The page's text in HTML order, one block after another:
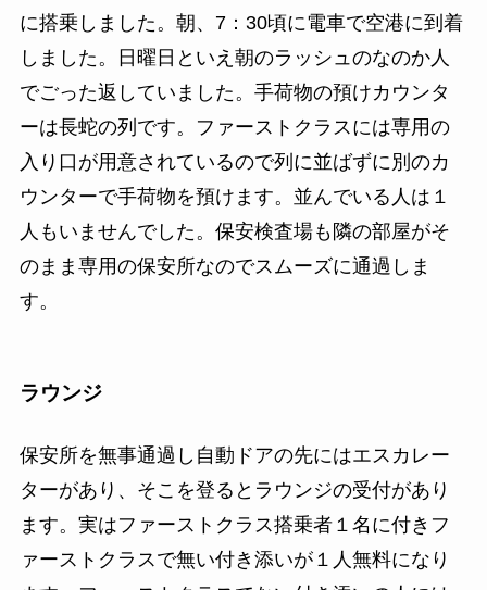
に搭乗しました。朝、7：30頃に電車で空港に到着
しました。日曜日といえ朝のラッシュのなのか人
でごった返していました。手荷物の預けカウンタ
ーは長蛇の列です。ファーストクラスには専用の
入り口が用意されているので列に並ばずに別のカ
ウンターで手荷物を預けます。並んでいる人は１
人もいませんでした。保安検査場も隣の部屋がそ
のまま専用の保安所なのでスムーズに通過しま
す。
ラウンジ
保安所を無事通過し自動ドアの先にはエスカレー
ターがあり、そこを登るとラウンジの受付があり
ます。実はファーストクラス搭乗者１名に付きフ
ァーストクラスで無い付き添いが１人無料になり